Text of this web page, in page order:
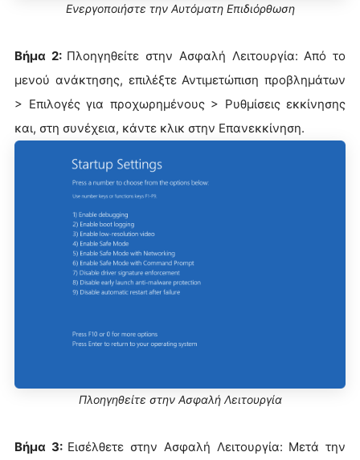
Ενεργοποιήστε την Αυτόματη Επιδιόρθωση
Βήμα 2: Πλοηγηθείτε στην Ασφαλή Λειτουργία: Από το
μενού ανάκτησης, επιλέξτε Αντιμετώπιση προβλημάτων
> Επιλογές για προχωρημένους > Ρυθμίσεις εκκίνησης
και, στη συνέχεια, κάντε κλικ στην Επανεκκίνηση.
Πλοηγηθείτε στην Ασφαλή Λειτουργία
Βήμα 3: Εισέλθετε στην Ασφαλή Λειτουργία: Μετά την